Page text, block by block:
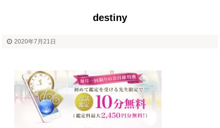
destiny
2020年7月21日